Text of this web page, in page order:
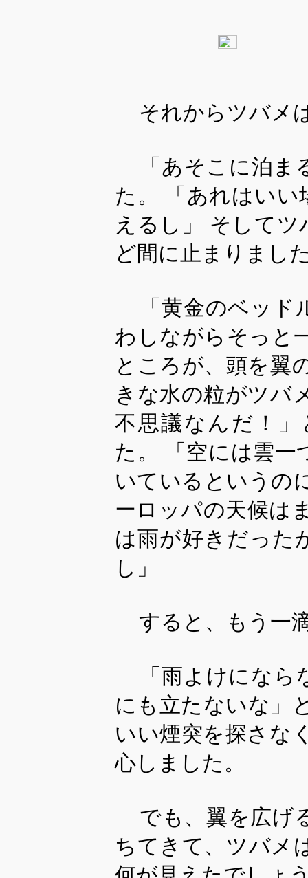
それからツバメ
「あそこに泊
た。 「あれはいい
えるし」 そして
ど間に止まりまし
「黄金のベッ
わしながらそっと
ところが、頭を翼
きな水の粒がツバ
不思議なんだ！
た。 「空には雲一
いているというの
ーロッパの天候は
は雨が好きだった
し」
すると、もう一
「雨よけにな
にも立たないな」
いい煙突を探さな
心しました。
でも、翼を広げ
ちてきて、ツバ